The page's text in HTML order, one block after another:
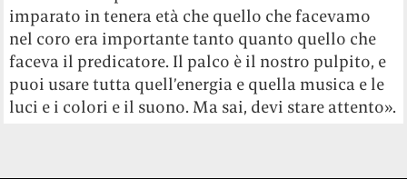
imparato in tenera età che quello che facevamo
nel coro era importante tanto quanto quello che
faceva il predicatore. Il palco è il nostro pulpito, e
puoi usare tutta quell’energia e quella musica e le
luci e i colori e il suono. Ma sai, devi stare attento».